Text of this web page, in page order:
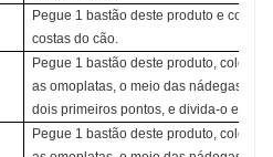
Pegue 1 bastão deste produto e
costas do cão.
Pegue 1 bastão deste produto,
as omoplatas, o meio das nádegas e o
dois primeiros pontos, e divida-o em
Pegue 1 bastão deste produto,